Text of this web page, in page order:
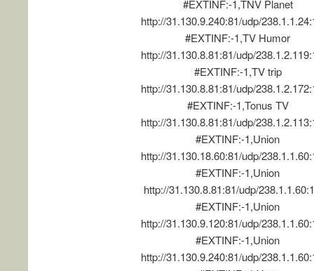
#EXTINF:-1,TNV Planet
http://31.130.9.240:81/udp/
#EXTINF:-1,TV Humor
http://31.130.8.81:81/udp/
#EXTINF:-1,TV trip
http://31.130.8.81:81/udp/
#EXTINF:-1,Tonus TV
http://31.130.8.81:81/udp/
#EXTINF:-1,Union
http://31.130.18.60:81/udp/
#EXTINF:-1,Union
http://31.130.8.81:81/udp/
#EXTINF:-1,Union
http://31.130.9.120:81/udp/
#EXTINF:-1,Union
http://31.130.9.240:81/udp/